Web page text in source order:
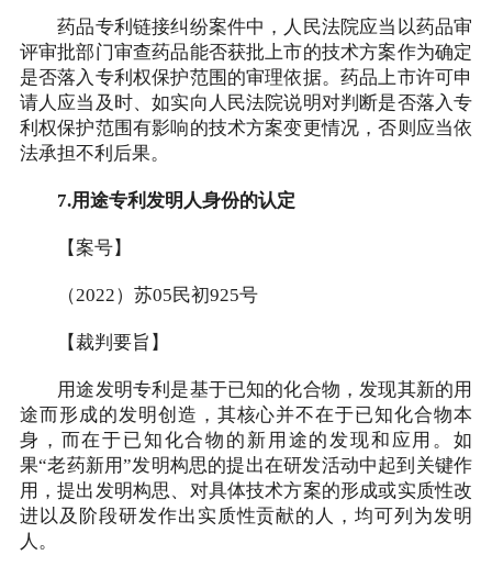
药品专利链接纠纷案件中，人民法院应当以药品审
评审批部门审查药品能否获批上市的技术方案作为确定
是否落入专利权保护范围的审理依据。药品上市许可申
请人应当及时、如实向人民法院说明对判断是否落入专
利权保护范围有影响的技术方案变更情况，否则应当依
法承担不利后果。
7.用途专利发明人身份的认定
【案号】
（2022）苏05民初925号
【裁判要旨】
用途发明专利是基于已知的化合物，发现其新的用
途而形成的发明创造，其核心并不在于已知化合物本
身，而在于已知化合物的新用途的发现和应用。如
果“老药新用”发明构思的提出在研发活动中起到关键作
用，提出发明构思、对具体技术方案的形成或实质性改
进以及阶段研发作出实质性贡献的人，均可列为发明
人。